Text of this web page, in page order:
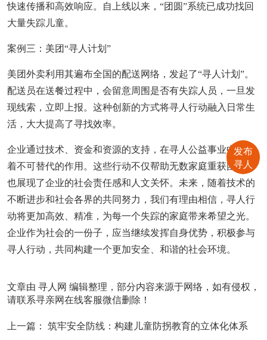
快速传播和高效响应。自上线以来，“团圆”系统已成功找回
大量失踪儿童。
案例三：美团“寻人计划”
美团外卖利用其遍布全国的配送网络，发起了“寻人计划”。
配送员在送餐过程中，会留意周围是否有失踪人员，一旦发
现线索，立即上报。这种创新的方式将寻人行动融入日常生
活，大大提高了寻找效率。
企业通过技术、资金和资源的支持，在寻人公益事业中发挥
着不可替代的作用。这些行动不仅帮助无数家庭重获团圆，
也展现了企业的社会责任感和人文关怀。未来，随着技术的
不断进步和社会各界的共同努力，我们有理由相信，寻人行
动将更加高效、精准，为每一个失踪的家庭带来希望之光。
企业作为社会的一份子，应当继续发挥自身优势，积极参与
寻人行动，共同构建一个更加安全、和谐的社会环境。
文章由 寻人网 编辑整理，部分内容来源于网络，如有侵权，
请联系寻亲网在线客服微信删除！
上一篇： 筑牢安全防线：构建儿童防拐教育的立体化体系
发布
寻人